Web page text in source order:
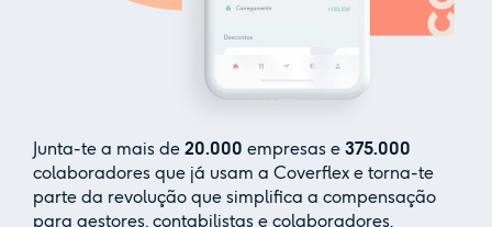
Junta-te a mais de 20.000 empresas e 375.000
colaboradores que já usam a Coverflex e torna-te
parte da revolução que simplifica a compensação
para gestores, contabilistas e colaboradores.